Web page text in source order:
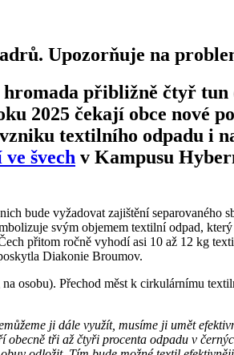
Upozorňuje na
přibližně čtyř
2025 čekají obce nové
textilního odpadu i
švech v Kampusu
bude vyžadovat zajištění
svým objemem textilní odpad,
přitom ročně vyhodí asi 10 až 12 kg
Diakonie Broumov.
osobu). Přechod měst k cirkulárnímu
ji dále využít, musíme ji umět
tři až čtyři procenta odpadu v